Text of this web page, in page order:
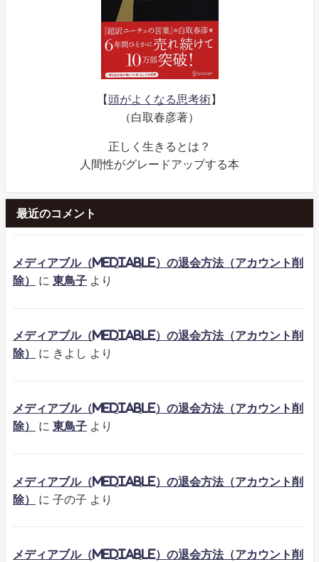
【頭がよくなる思考術】
（白取春彦著）
正しく生きるとは？
人間性がグレードアップする本
最近のコメント
メディアブル（mediable）の退会方法（アカウント削
除）
に 東鳥子 より
メディアブル（mediable）の退会方法（アカウント削
除）
に きよし より
メディアブル（mediable）の退会方法（アカウント削
除）
に 東鳥子 より
メディアブル（mediable）の退会方法（アカウント削
除）
に 子の子 より
メディアブル（mediable）の退会方法（アカウント削